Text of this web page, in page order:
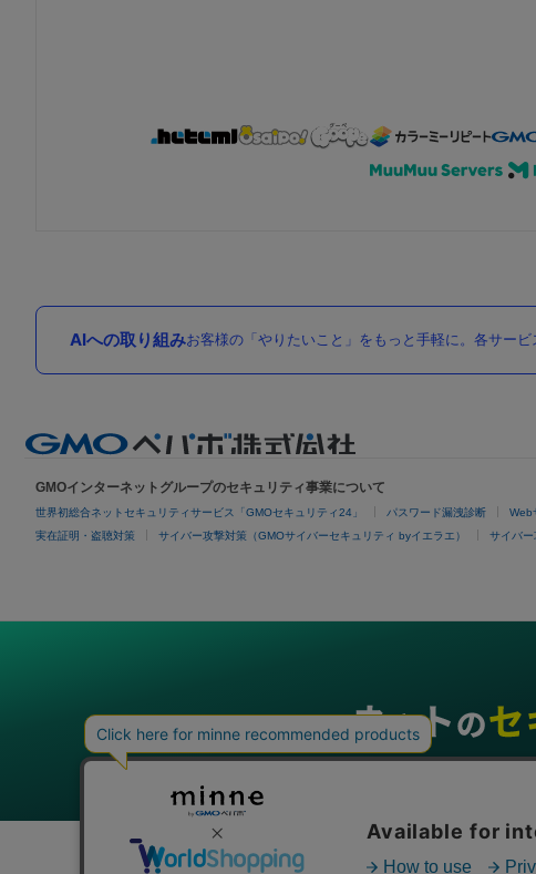
AIへの取り組みお客様の「やりたいこと」をもっと手軽に。各サー
GMOインターネットグループのセキュリティ事業について
世界初総合ネットセキュリティサービス「GMOセキュリティ24」 パスワード漏洩診断 Web
実在証明・盗聴対策 サイバー攻撃対策（GMOサイバーセキュリティ byイエラエ） サイバー